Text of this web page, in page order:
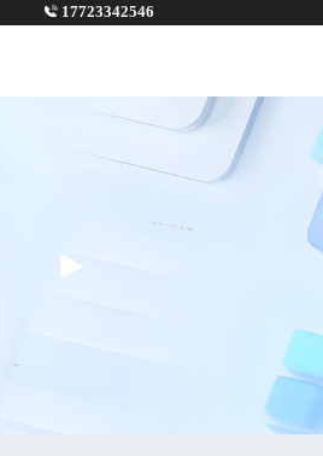
17723342546